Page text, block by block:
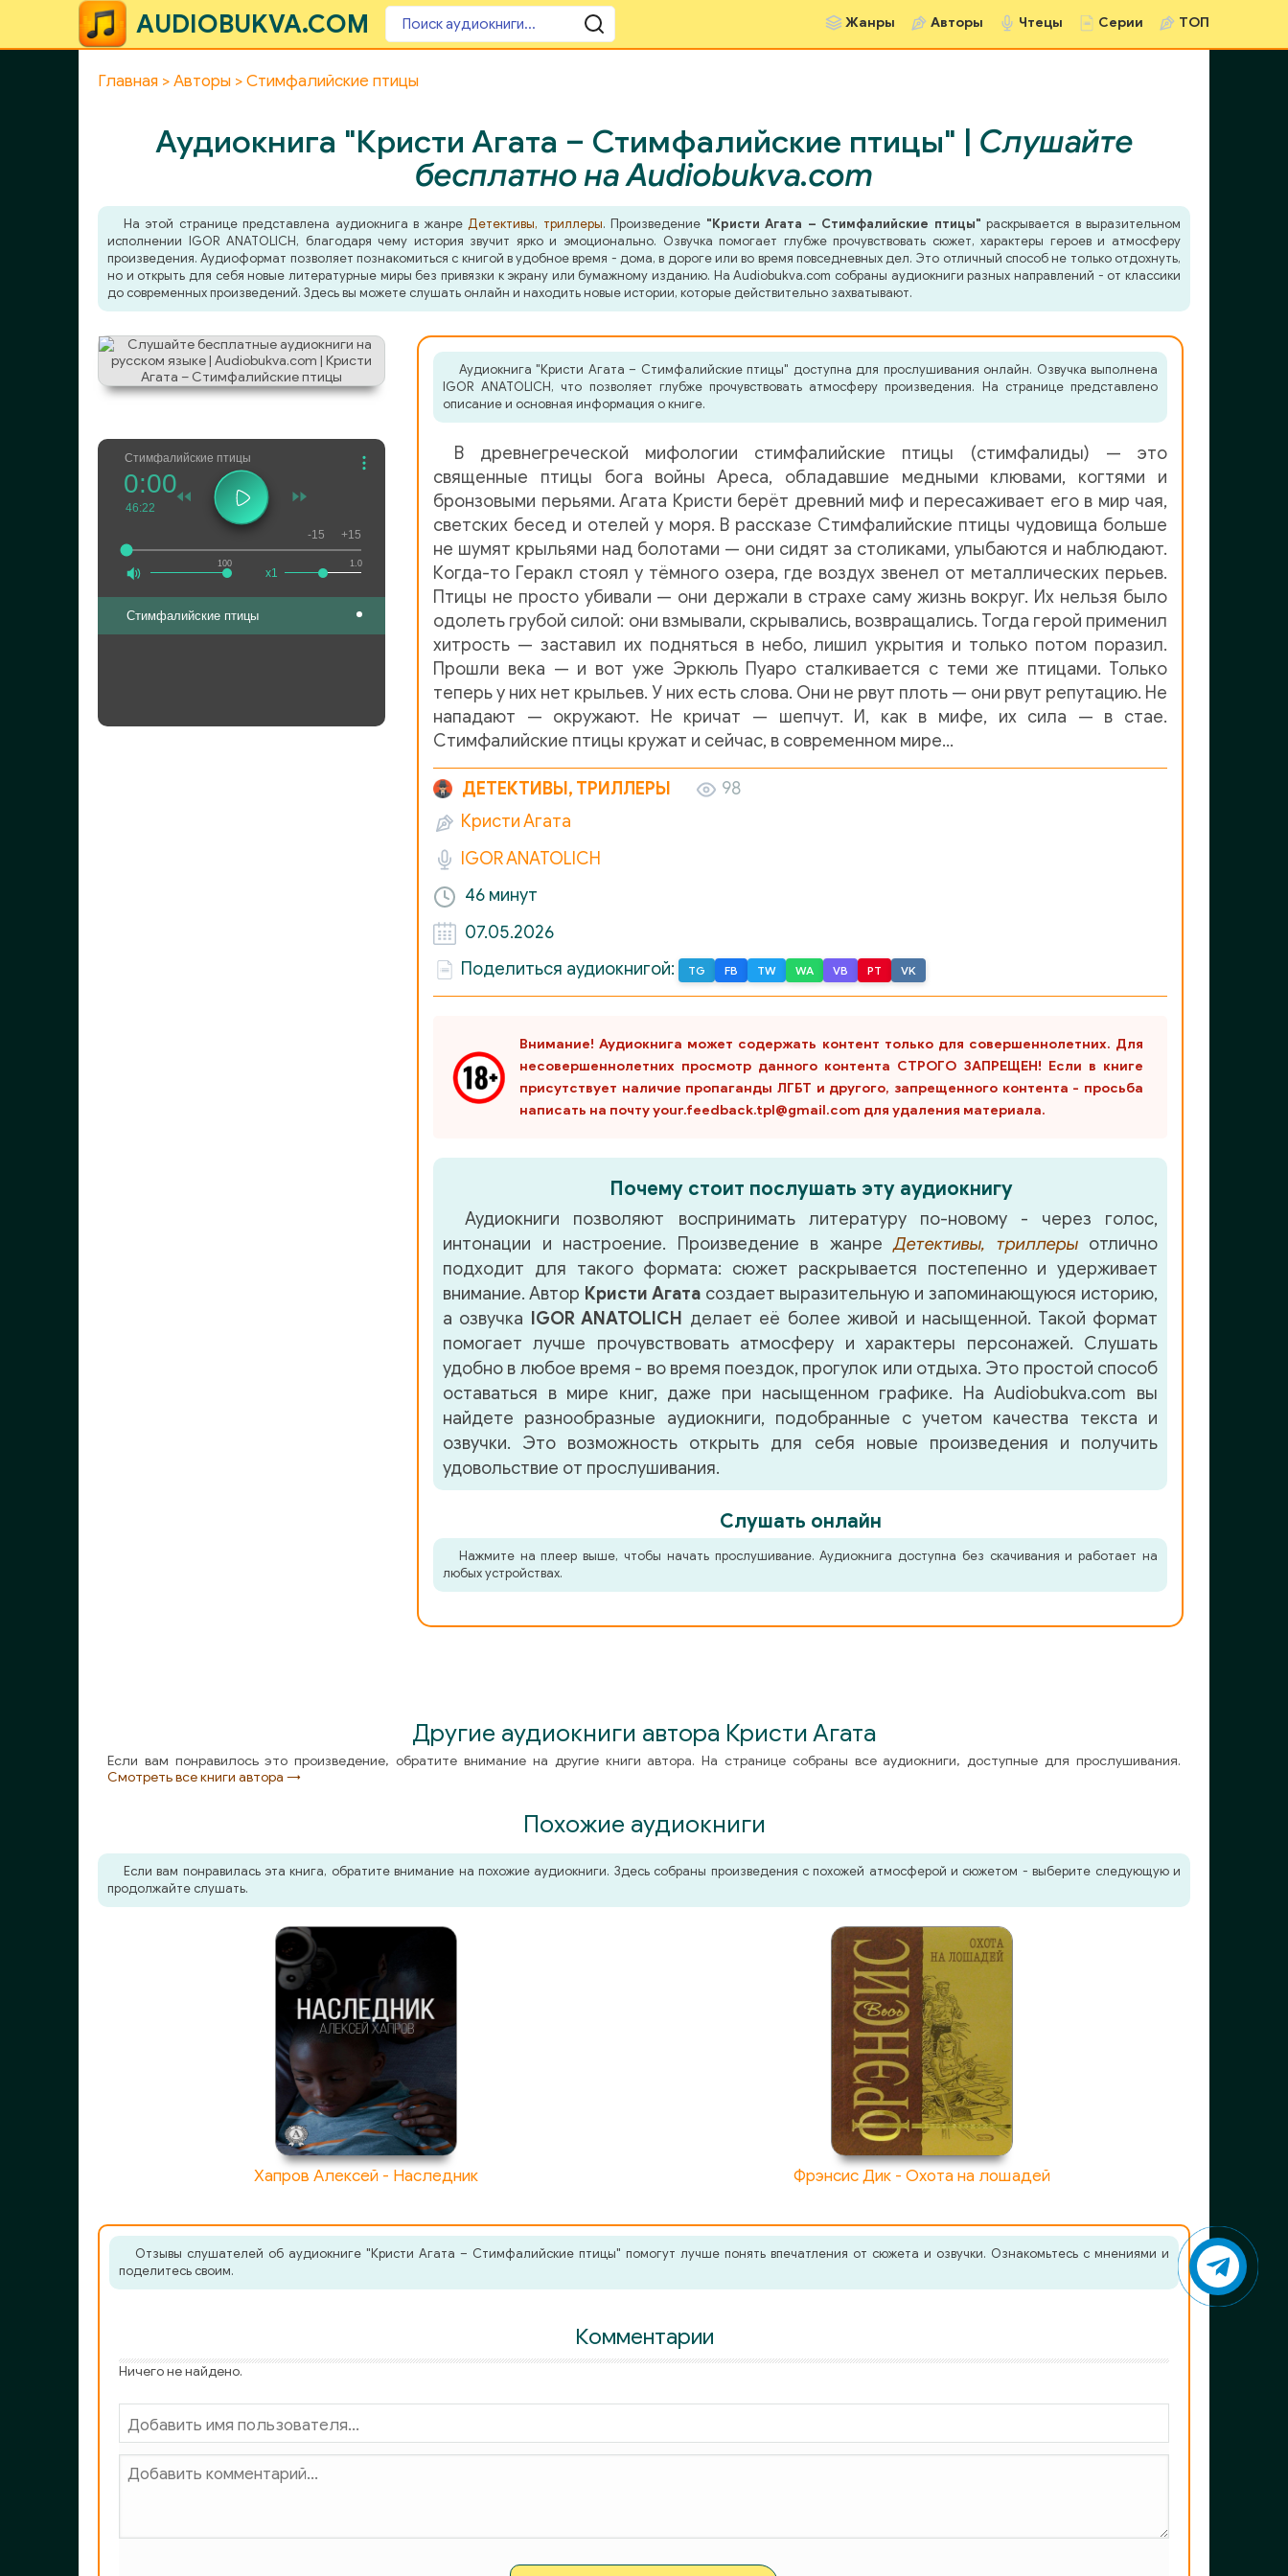
AUDIOBUKVA.COM Жанры Авторы Чтецы Серии ТОП
Главная Авторы Стимфалийские птицы
Аудиокнига "Кристи Агата – Стимфалийские птицы" | Слушайте
бесплатно на Audiobukva.com
На этой странице представлена аудиокнига в жанреДетективы, триллеры. Произведение "Кристи Агата – Стимфалийские птицы" раскрывается в выразительном
исполнении IGOR ANATOLICH, благодаря чему история звучит ярко и эмоционально. Озвучка помогает глубже прочувствовать сюжет, характеры героев и атмосферу
произведения. Аудиоформат позволяет познакомиться с книгой в удобное время - дома, в дороге или во время повседневных дел. Это отличный способ не только отдохнуть,
но и открыть для себя новые литературные миры без привязки к экрану или бумажному изданию. На Audiobukva.com собраны аудиокниги разных направлений - от классики
до современных произведений. Здесь вы можете слушать онлайн и находить новые истории, которые действительно захватывают.
Стимфалийские птицы
100
0:00
46:22
1.0
x1
-15 +15
Стимфалийские птицы
Аудиокнига "Кристи Агата – Стимфалийские птицы" доступна для прослушивания онлайн. Озвучка выполнена
IGOR ANATOLICH, что позволяет глубже прочувствовать атмосферу произведения. На странице представлено
описание и основная информация о книге.
В древнегреческой мифологии стимфалийские птицы (стимфалиды) — это
священные птицы бога войны Ареса, обладавшие медными клювами, когтями и
бронзовыми перьями. Агата Кристи берёт древний миф и пересаживает его в мир чая,
светских бесед и отелей у моря. В рассказе Стимфалийские птицы чудовища больше
не шумят крыльями над болотами — они сидят за столиками, улыбаются и наблюдают.
Когда-то Геракл стоял у тёмного озера, где воздух звенел от металлических перьев.
Птицы не просто убивали — они держали в страхе саму жизнь вокруг. Их нельзя было
одолеть грубой силой: они взмывали, скрывались, возвращались. Тогда герой применил
хитрость — заставил их подняться в небо, лишил укрытия и только потом поразил.
Прошли века — и вот уже Эркюль Пуаро сталкивается с теми же птицами. Только
теперь у них нет крыльев. У них есть слова. Они не рвут плоть — они рвут репутацию. Не
нападают — окружают. Не кричат — шепчут. И, как в мифе, их сила — в стае.
Стимфалийские птицы кружат и сейчас, в современном мире…
ДЕТЕКТИВЫ, ТРИЛЛЕРЫ
98
Кристи Агата
IGOR ANATOLICH
46 минут
07.05.2026
Поделиться аудиокнигой:
TG FB TW WA VB PT VK
Внимание! Аудиокнига может содержать контент только для совершеннолетних. Для
несовершеннолетних просмотр данного контента СТРОГО ЗАПРЕЩЕН! Если в книге
присутствует наличие пропаганды ЛГБТ и другого, запрещенного контента - просьба
написать на почту your.feedback.tpl@gmail.com для удаления материала.
Почему стоит послушать эту аудиокнигу
Аудиокниги позволяют воспринимать литературу по-новому - через голос,
интонации и настроение. Произведение в жанреДетективы, триллерыотлично
подходит для такого формата: сюжет раскрывается постепенно и удерживает
внимание. Автор Кристи Агатасоздает выразительную и запоминающуюся историю,
а озвучка
IGOR ANATOLICH делает её более живой и насыщенной. Такой формат
помогает лучше прочувствовать атмосферу и характеры персонажей. Слушать
удобно в любое время - во время поездок, прогулок или отдыха. Это простой способ
оставаться в мире книг, даже при насыщенном графике. На Audiobukva.com вы
найдете разнообразные аудиокниги, подобранные с учетом качества текста и
озвучки. Это возможность открыть для себя новые произведения и получить
удовольствие от прослушивания.
Слушать онлайн
Нажмите на плеер выше, чтобы начать прослушивание. Аудиокнига доступна без скачивания и работает на
любых устройствах.
Другие аудиокниги автора Кристи Агата
Если вам понравилось это произведение, обратите внимание на другие книги автора. На странице собраны все аудиокниги, доступные для прослушивания.
Смотреть все книги автора →
Похожие аудиокниги
Если вам понравилась эта книга, обратите внимание на похожие аудиокниги. Здесь собраны произведения с похожей атмосферой и сюжетом - выберите следующую и
продолжайте слушать.
Хапров Алексей - Наследник Фрэнсис Дик - Охота на лошадей
Отзывы слушателей об аудиокниге "Кристи Агата – Стимфалийские птицы" помогут лучше понять впечатления от сюжета и озвучки. Ознакомьтесь с мнениями и
поделитесь своим.
Комментарии
Ничего не найдено.